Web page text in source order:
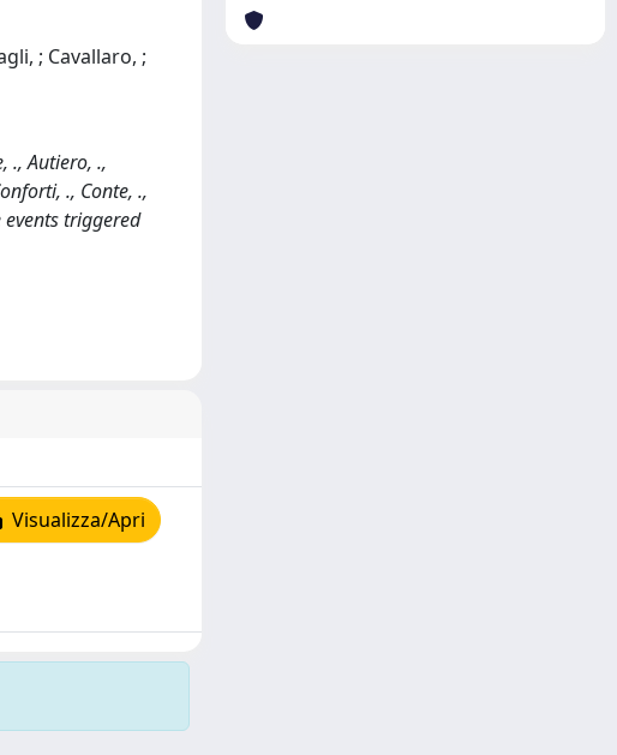
; Cavallaro, ;
., Autiero, .,
., Conte, .,
triggered
Visualizza/Apri